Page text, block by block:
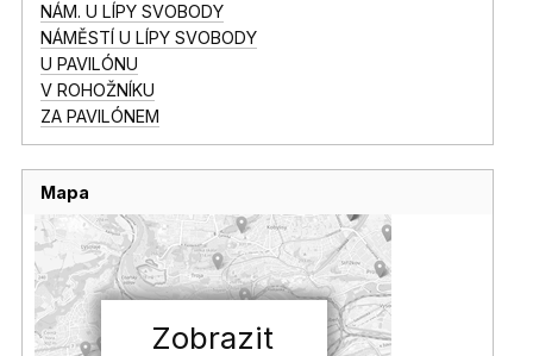
NÁM. U LÍPY SVOBODY
NÁMĚSTÍ U LÍPY SVOBODY
U PAVILÓNU
V ROHOŽNÍKU
ZA PAVILÓNEM
Mapa
Zobrazit